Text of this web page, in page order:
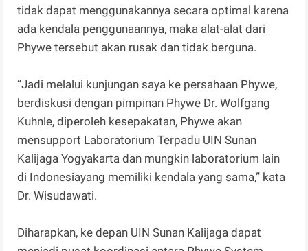
tidak dapat menggunakannya secara optimal karena
ada kendala penggunaannya, maka alat-alat dari
Phywe tersebut akan rusak dan tidak berguna.
“Jadi melalui kunjungan saya ke persahaan Phywe,
berdiskusi dengan pimpinan Phywe Dr. Wolfgang
Kuhnle, diperoleh kesepakatan, Phywe akan
mensupport Laboratorium Terpadu UIN Sunan
Kalijaga Yogyakarta dan mungkin laboratorium lain
di Indonesiayang memiliki kendala yang sama,” kata
Dr. Wisudawati.
Diharapkan, ke depan UIN Sunan Kalijaga dapat